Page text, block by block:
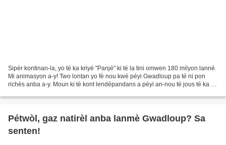
Sipèr kontinan-la, yo té ka kriyé "Panjé" ki té la tini omwen 180 milyon lanné.
Mi animasyon a-y! Two lontan yo fè nou kwè péyi Gwadloup pa té ni pon
richès anba a-y. Moun ki té kont lendépandans a péyi an-nou té jous té ka di
Pétwòl, gaz natirèl anba lanmè Gwadloup? Sa
senten!